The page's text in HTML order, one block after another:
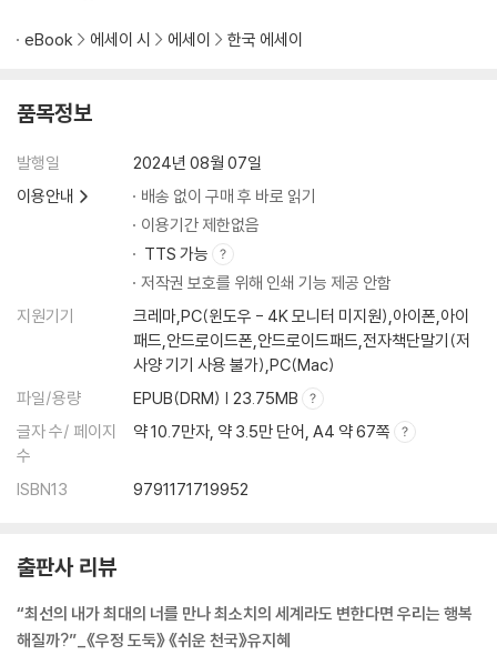
eBook 에세이 시 에세이 한국 에세이
품목정보
발행일
2024년 08월 07일
이용안내
배송 없이 구매 후 바로 읽기
이용기간 제한없음
TTS 가능
저작권 보호를 위해 인쇄 기능 제공 안함
지원기기
크레마,PC(윈도우 - 4K 모니터 미지원),아이폰,아이
패드,안드로이드폰,안드로이드패드,전자책단말기(저
사양 기기 사용 불가),PC(Mac)
파일/용량
EPUB(DRM) | 23.75MB
글자 수/ 페이지
수
약 10.7만자, 약 3.5만 단어, A4 약 67쪽
ISBN13 9791171719952
출판사 리뷰
“최선의 내가 최대의 너를 만나 최소치의 세계라도 변한다면 우리는 행복
해질까?”_《우정 도둑》 《쉬운 천국》유지혜